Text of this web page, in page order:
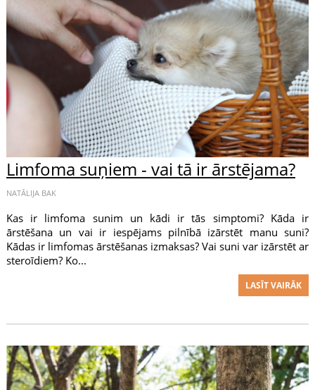
Limfoma suņiem - vai tā ir ārstējama?
NATĀLIJA BAK
Kas ir limfoma sunim un kādi ir tās simptomi? Kāda ir
ārstēšana un vai ir iespējams pilnībā izārstēt manu suni?
Kādas ir limfomas ārstēšanas izmaksas? Vai suni var izārstēt ar
steroīdiem? Ko...
LASĪT VAIRĀK